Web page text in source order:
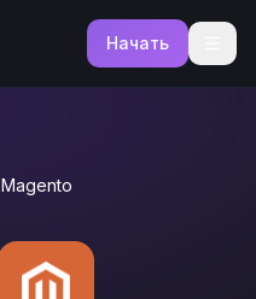
Начать
Magento